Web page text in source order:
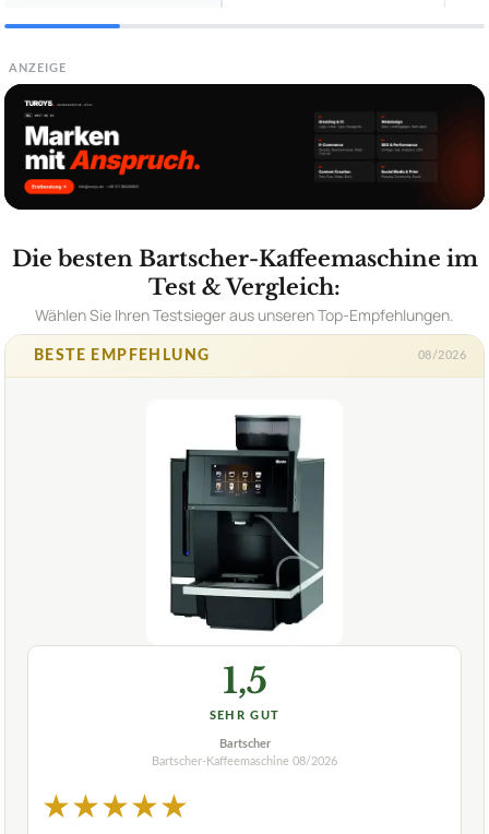
ANZEIGE
Die besten Bartscher-Kaffeemaschine im
Test & Vergleich:
Wählen Sie Ihren Testsieger aus unseren Top-Empfehlungen.
BESTE EMPFEHLUNG 08/2026
1,5
SEHR GUT
Bartscher
Bartscher-Kaffeemaschine 08/2026
★★★★★